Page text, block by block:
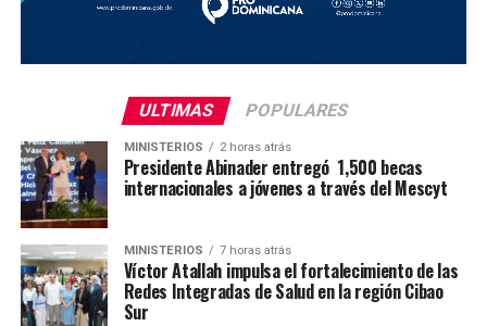
ULTIMAS POPULARES
MINISTERIOS 2 horas atrás
Presidente Abinader entregó 1,500 becas
internacionales a jóvenes a través del Mescyt
MINISTERIOS 7 horas atrás
Víctor Atallah impulsa el fortalecimiento de las
Redes Integradas de Salud en la región Cibao
Sur